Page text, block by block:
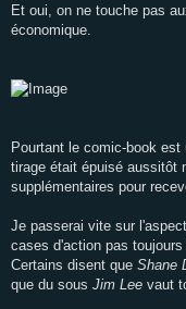
Et oui, on ne touche pas
économique.
Pourtant le comic-book
tirage était épuisé aussitôt
supplémentaires pour
Je passerai vite sur
cases d'action pas
Certains disent que Shane
que du sous Jim Lee vaut